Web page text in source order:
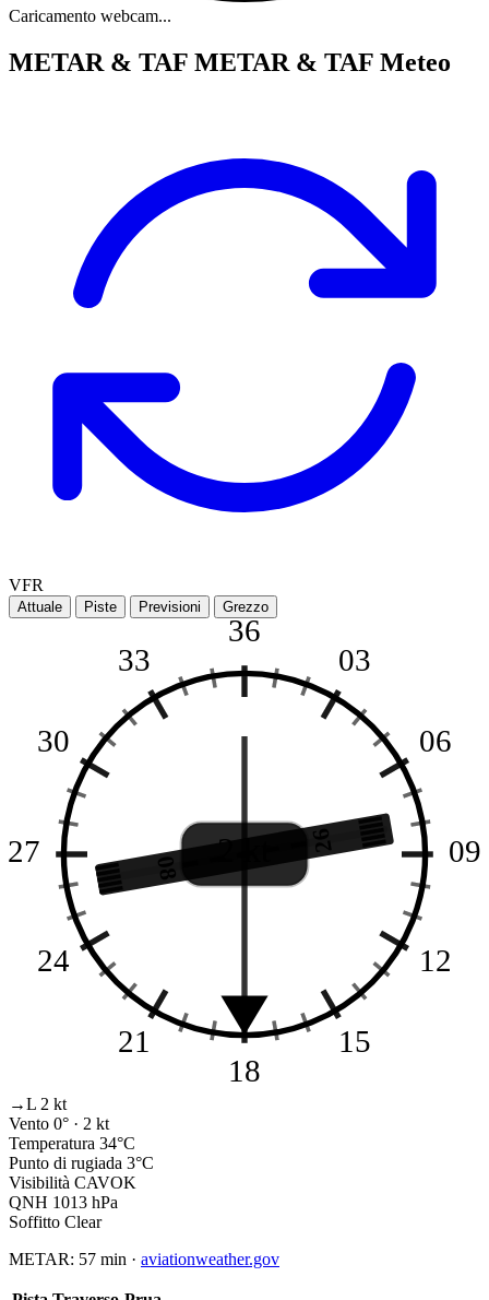
Caricamento webcam...
METAR & TAF METAR & TAF Meteo
VFR
Attuale Piste Previsioni Grezzo
36
03
06
09
12
15
18
21
24
27
30
33
26
08
2 kt
→L 2 kt
Vento 0° · 2 kt
Temperatura 34°C
Punto di rugiada 3°C
Visibilità CAVOK
QNH 1013 hPa
Soffitto Clear
METAR: 57 min · aviationweather.gov